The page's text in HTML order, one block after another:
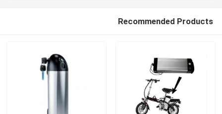
Recommended Products